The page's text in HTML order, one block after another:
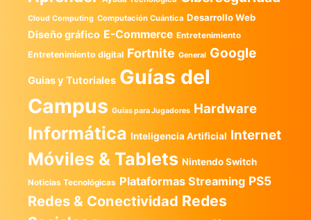
Cloud Computing Computación Cuántica Desarrollo Web
Diseño gráfico E-Commerce Entretenimiento
Entretenimiento digital Fortnite General Google
Guias y Tutoriales Guías del
Campus Guías para Jugadores Hardware
Informática Inteligencia Artificial Internet
Móviles & Tablets Nintendo Switch
Noticias Tecnológicas Plataformas Streaming PS5
Redes & Conectividad Redes